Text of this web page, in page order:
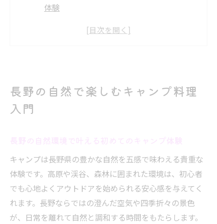
体験
初心者必見のキャンプ料理基礎知識を紹介
方
長野の地元食材がキャンプ料理を豊かに彩
る理由
旬の食材を使ったキャンプレシピの工夫を
解説
長野の自然で楽しむキャンプ料理
入門
キャンプは長野県の豊かな自然を五感で味わえる貴重な
体験です。高原や渓谷、森林に囲まれた環境は、初心者
でも心地よくアウトドアを始められる安心感を与えてく
れます。長野ならではの澄んだ空気や四季折々の景色
が、日常を離れて自然と調和する時間をもたらします。